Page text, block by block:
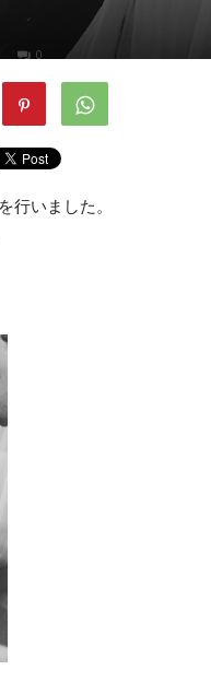
0
行いました。